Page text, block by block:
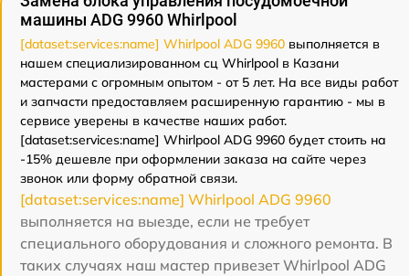
машины ADG 9960 Whirlpool
[dataset:services:name] Whirlpool ADG 9960 выполняется в
нашем специализированном сц Whirlpool в Казани
мастерами с огромным опытом - от 5 лет. На все виды работ
и запчасти предоставляем расширенную гарантию - мы в
сервисе уверены в качестве наших работ.
[dataset:services:name] Whirlpool ADG 9960 будет стоить на
-15% дешевле при оформлении заказа на сайте через
звонок или форму обратной связи.
[dataset:services:name] Whirlpool ADG 9960
выполняется на выезде, если не требует
специального оборудования и сложного ремонта. В
таких случаях наш мастер привезет Whirlpool ADG